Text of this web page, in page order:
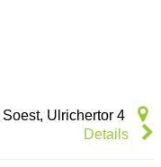
Soest, Ulrichertor 4
Details